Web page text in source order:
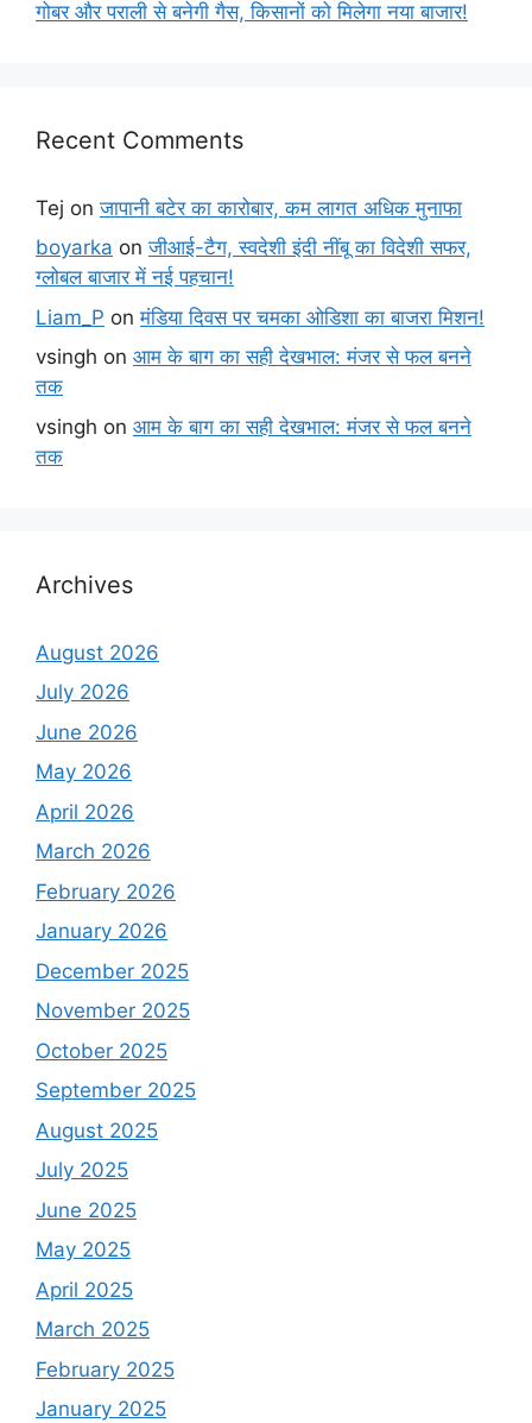
गोबर और पराली से बनेगी गैस, किसानों को मिलेगा नया बाजार!
Recent Comments
Tej onजापानी बटेर का कारोबार, कम लागत अधिक मुनाफा
boyarka onजीआई-टैग, स्वदेशी इंदी नींबू का विदेशी सफर,
ग्लोबल बाजार में नई पहचान!
Liam_P onमंडिया दिवस पर चमका ओडिशा का बाजरा मिशन!
vsingh on आम के बाग का सही देखभाल: मंजर से फल बनने
तक
vsingh on आम के बाग का सही देखभाल: मंजर से फल बनने
तक
Archives
August 2026
July 2026
June 2026
May 2026
April 2026
March 2026
February 2026
January 2026
December 2025
November 2025
October 2025
September 2025
August 2025
July 2025
June 2025
May 2025
April 2025
March 2025
February 2025
January 2025